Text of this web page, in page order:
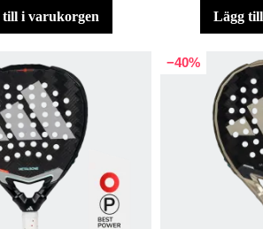
till i varukorgen lägg
−40%